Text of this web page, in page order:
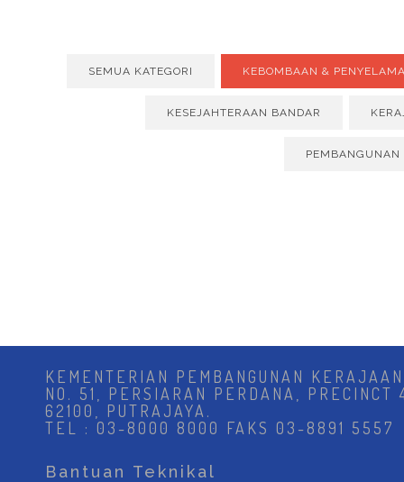
SEMUA KATEGORI KEBOMBAAN &
KESEJAHTERAAN BANDAR
PEMBANGUNAN
KEMENTERIAN PEMBANGUNAN
NO. 51, PERSIARAN PERDANA, PRECINCT
62100, PUTRAJAYA.
TEL : 03-8000 8000 FAKS 03-8891 5557
Bantuan Teknikal